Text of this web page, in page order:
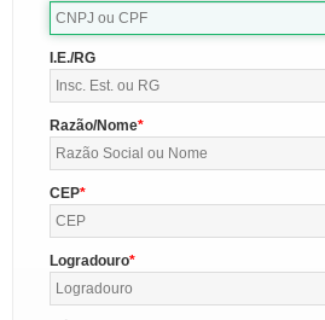
I.E./RG
Razão/Nome
CEP
Logradouro